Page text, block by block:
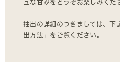
ュな甘みをどうぞお楽しみくだ
抽出の詳細のつきましては、下
出方法」をご覧ください。